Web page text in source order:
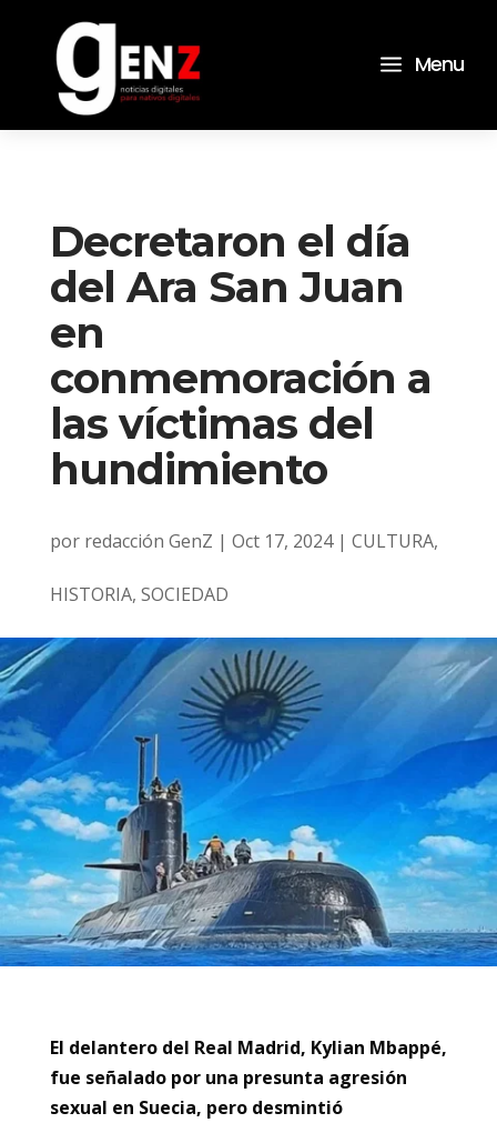
a Menu
Decretaron el día
del Ara San Juan
en
conmemoración a
las víctimas del
hundimiento
por redacción GenZ | Oct 17, 2024| CULTURA,
HISTORIA, SOCIEDAD
El delantero del Real Madrid, Kylian Mbappé,
fue señalado por una presunta agresión
sexual en Suecia, pero desmintió